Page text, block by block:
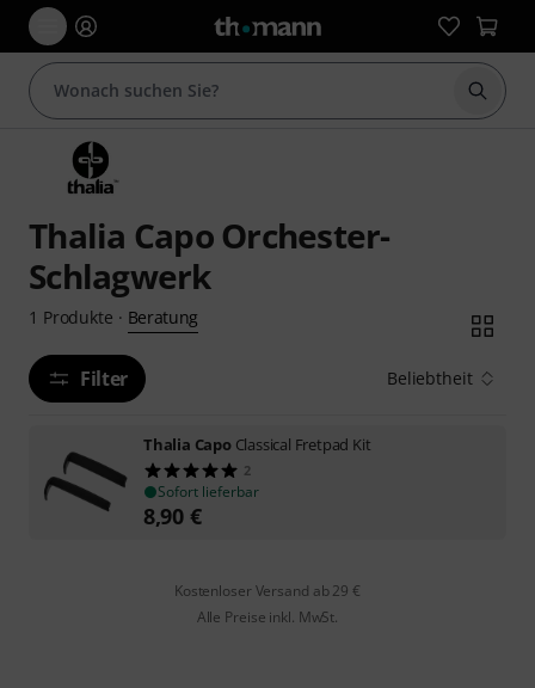
Suche
Thalia Capo Orchester-
Schlagwerk
1 Produkte · Beratung
Filter Beliebtheit
Thalia Capo Classical Fretpad Kit
2
Sofort lieferbar
8,90 €
Kostenloser Versand ab 29 €
Alle Preise inkl. MwSt.